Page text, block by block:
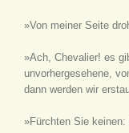
»Von meiner Seite
»Ach, Chevalier! es
unvorhergesehene,
dann werden wir
»Fürchten Sie